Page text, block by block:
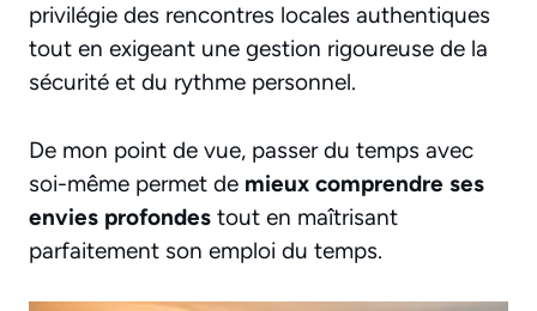
privilégie des rencontres locales authentiques
tout en exigeant une gestion rigoureuse de la
sécurité et du rythme personnel.
De mon point de vue, passer du temps avec
soi-même permet de mieux comprendre ses
envies profondes tout en maîtrisant
parfaitement son emploi du temps.